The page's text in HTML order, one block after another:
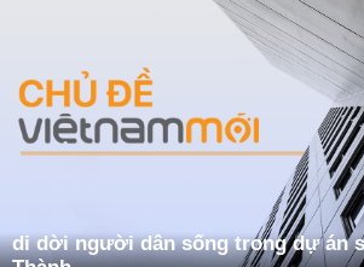
di dời người dân sống trong dự án